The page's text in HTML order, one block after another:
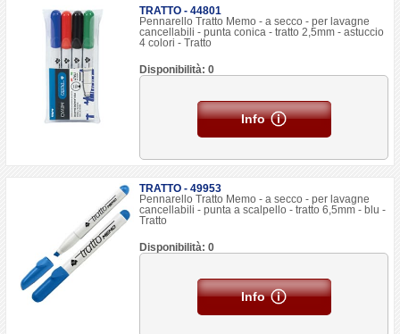
TRATTO - 44801
Pennarello Tratto Memo - a secco - per lavagne
cancellabili - punta conica - tratto 2,5mm - astuccio
4 colori - Tratto
Disponibilità: 0
Info
TRATTO - 49953
Pennarello Tratto Memo - a secco - per lavagne
cancellabili - punta a scalpello - tratto 6,5mm - blu -
Tratto
Disponibilità: 0
Info